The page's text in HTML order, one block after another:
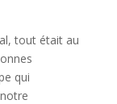
tout était au
qui